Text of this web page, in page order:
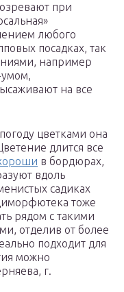
при
любого
посадках, так
например
на все
цветками она
длится все
в бордюрах,
вдоль
садиках
тоже
рядом с такими
отделив от более
подходит для
можно
г.